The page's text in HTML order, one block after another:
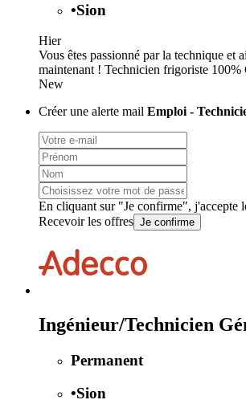
•Sion
Hier
Vous êtes passionné par la technique
maintenant ! Technicien frigoriste 100%
New
Créer une alerte mail Emploi -
En cliquant sur "Je confirme", j'accepte
Recevoir les offres Je confirme
Ingénieur/Technicien
Permanent
•Sion